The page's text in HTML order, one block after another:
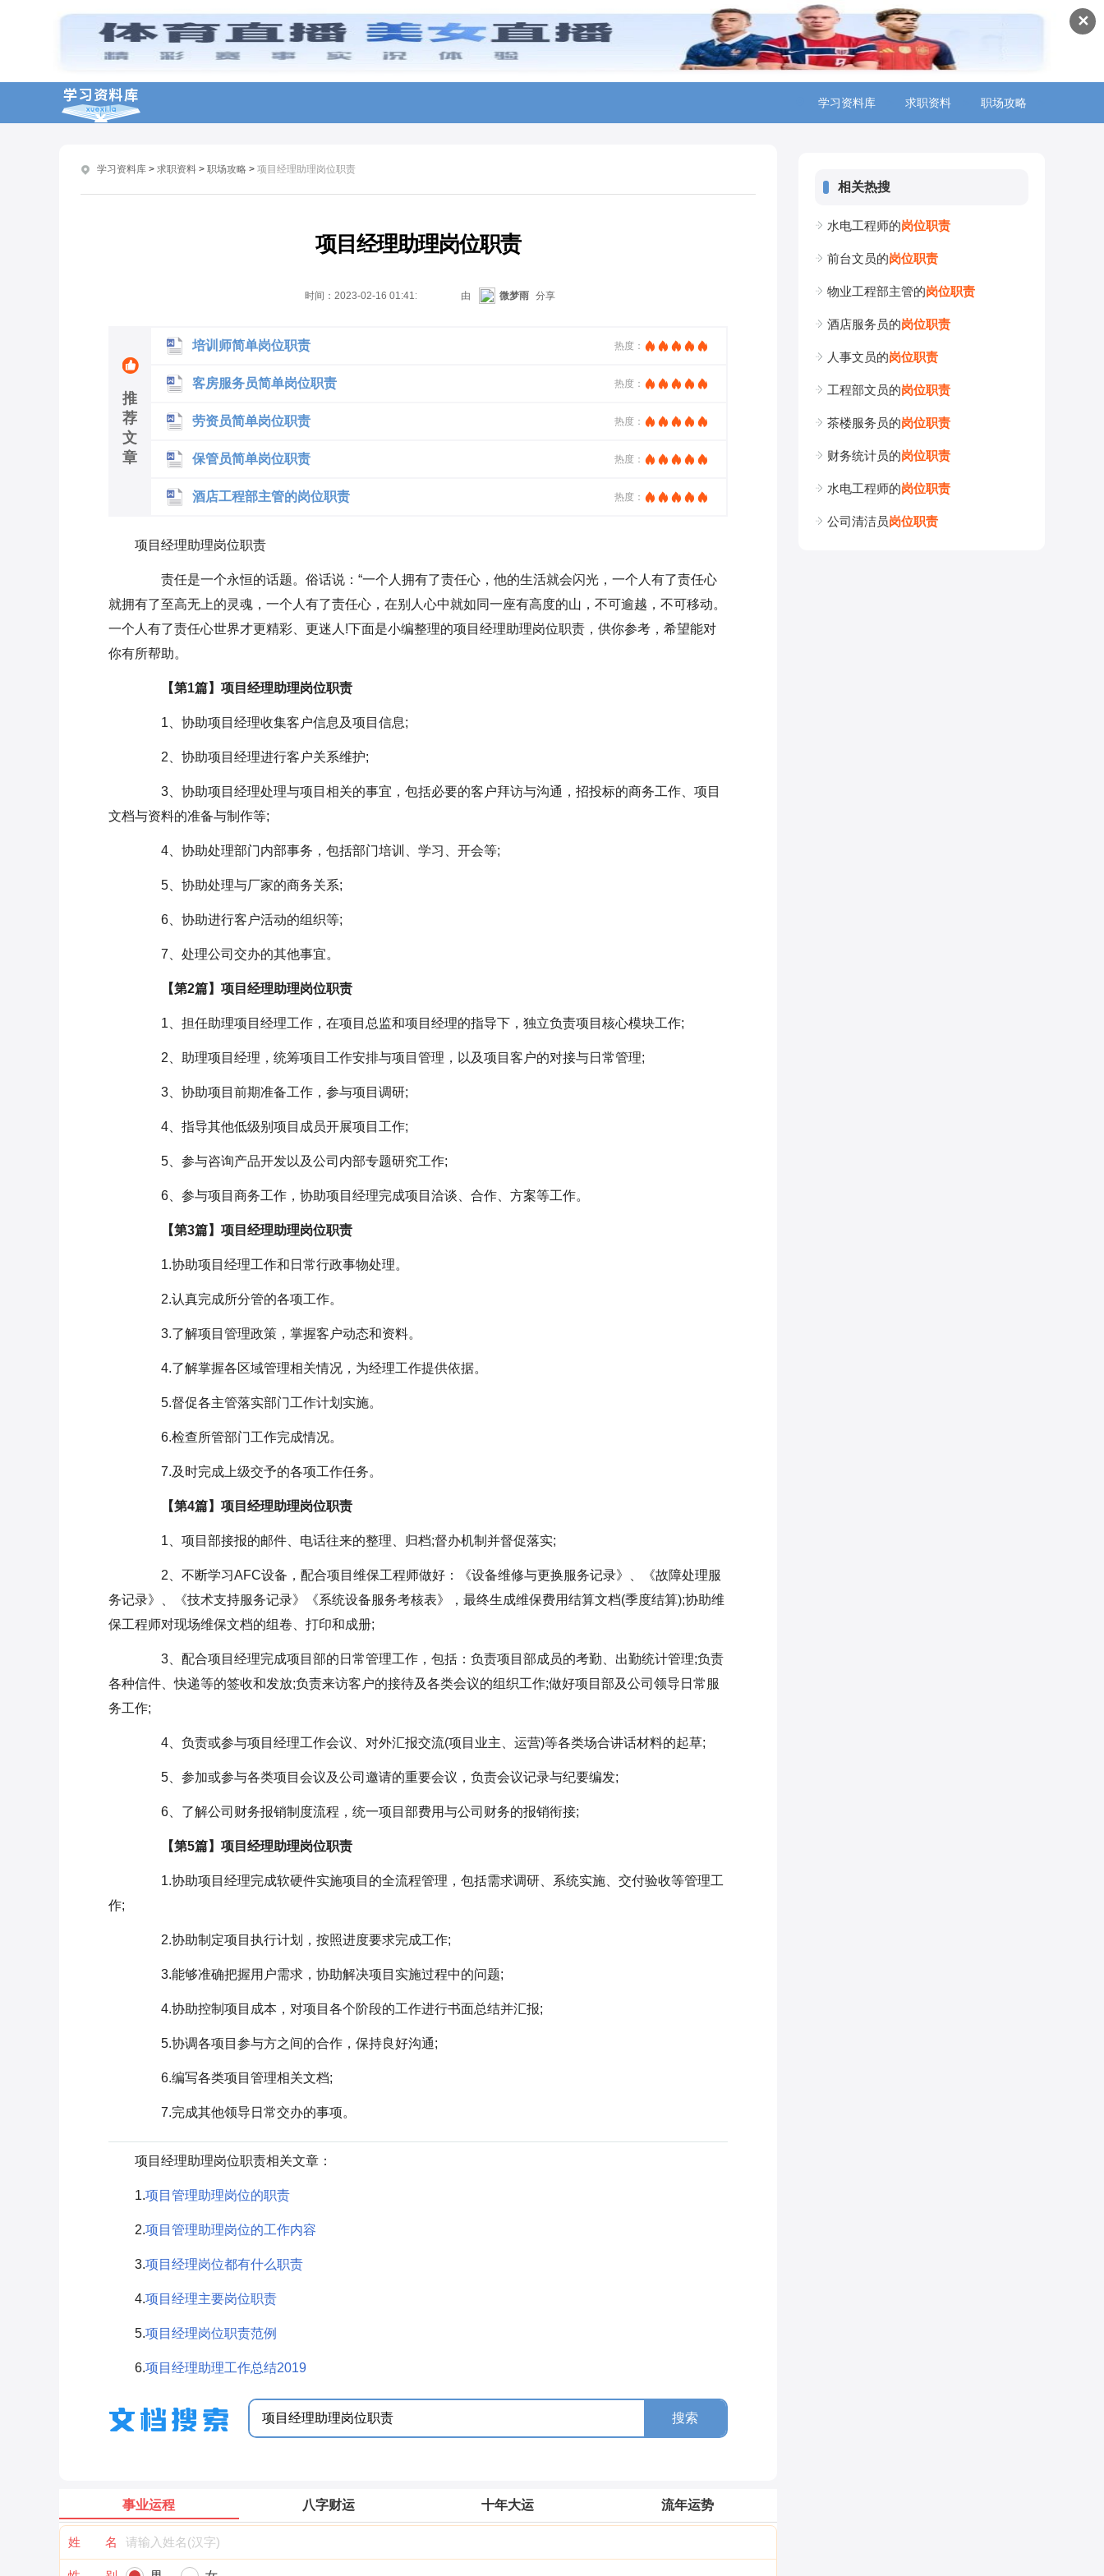
✕
学习资料库 求职资料 职场攻略
学习资料库 > 求职资料 > 职场攻略 > 项目经理助理岗位职责
项目经理助理岗位职责
时间： 2023-02-16 01:41:12 由 微梦雨 分享
推
荐
文
章
培训师简单岗位职责 热度：
客房服务员简单岗位职责 热度：
劳资员简单岗位职责 热度：
保管员简单岗位职责 热度：
酒店工程部主管的岗位职责 热度：
项目经理助理岗位职责
责任是一个永恒的话题。俗话说：“一个人拥有了责任心，他的生活就会闪光，一个人有了责任心
就拥有了至高无上的灵魂，一个人有了责任心，在别人心中就如同一座有高度的山，不可逾越，不可移动。
一个人有了责任心世界才更精彩、更迷人!下面是小编整理的项目经理助理岗位职责，供你参考，希望能对
你有所帮助。
【第1篇】项目经理助理岗位职责
1、协助项目经理收集客户信息及项目信息;
2、协助项目经理进行客户关系维护;
3、协助项目经理处理与项目相关的事宜，包括必要的客户拜访与沟通，招投标的商务工作、项目
文档与资料的准备与制作等;
4、协助处理部门内部事务，包括部门培训、学习、开会等;
5、协助处理与厂家的商务关系;
6、协助进行客户活动的组织等;
7、处理公司交办的其他事宜。
【第2篇】项目经理助理岗位职责
1、担任助理项目经理工作，在项目总监和项目经理的指导下，独立负责项目核心模块工作;
2、助理项目经理，统筹项目工作安排与项目管理，以及项目客户的对接与日常管理;
3、协助项目前期准备工作，参与项目调研;
4、指导其他低级别项目成员开展项目工作;
5、参与咨询产品开发以及公司内部专题研究工作;
6、参与项目商务工作，协助项目经理完成项目洽谈、合作、方案等工作。
【第3篇】项目经理助理岗位职责
1.协助项目经理工作和日常行政事物处理。
2.认真完成所分管的各项工作。
3.了解项目管理政策，掌握客户动态和资料。
4.了解掌握各区域管理相关情况，为经理工作提供依据。
5.督促各主管落实部门工作计划实施。
6.检查所管部门工作完成情况。
7.及时完成上级交予的各项工作任务。
【第4篇】项目经理助理岗位职责
1、项目部接报的邮件、电话往来的整理、归档;督办机制并督促落实;
2、不断学习AFC设备，配合项目维保工程师做好：《设备维修与更换服务记录》、《故障处理服
务记录》、《技术支持服务记录》《系统设备服务考核表》，最终生成维保费用结算文档(季度结算);协助维
保工程师对现场维保文档的组卷、打印和成册;
3、配合项目经理完成项目部的日常管理工作，包括：负责项目部成员的考勤、出勤统计管理;负责
各种信件、快递等的签收和发放;负责来访客户的接待及各类会议的组织工作;做好项目部及公司领导日常服
务工作;
4、负责或参与项目经理工作会议、对外汇报交流(项目业主、运营)等各类场合讲话材料的起草;
5、参加或参与各类项目会议及公司邀请的重要会议，负责会议记录与纪要编发;
6、了解公司财务报销制度流程，统一项目部费用与公司财务的报销衔接;
【第5篇】项目经理助理岗位职责
1.协助项目经理完成软硬件实施项目的全流程管理，包括需求调研、系统实施、交付验收等管理工
作;
2.协助制定项目执行计划，按照进度要求完成工作;
3.能够准确把握用户需求，协助解决项目实施过程中的问题;
4.协助控制项目成本，对项目各个阶段的工作进行书面总结并汇报;
5.协调各项目参与方之间的合作，保持良好沟通;
6.编写各类项目管理相关文档;
7.完成其他领导日常交办的事项。
项目经理助理岗位职责相关文章：
1.项目管理助理岗位的职责
2.项目管理助理岗位的工作内容
3.项目经理岗位都有什么职责
4.项目经理主要岗位职责
5.项目经理岗位职责范例
6.项目经理助理工作总结2019
事业运程 八字财运 十年大运 流年运势
姓 名
相关热搜
水电工程师的岗位职责
前台文员的岗位职责
物业工程部主管的岗位职责
酒店服务员的岗位职责
人事文员的岗位职责
工程部文员的岗位职责
茶楼服务员的岗位职责
财务统计员的岗位职责
水电工程师的岗位职责
公司清洁员岗位职责
安装工程师简单岗位职责
客房部经理简单岗位职责
电气工程师简单岗位职责
测量员岗位职责
技术支持简单岗位职责